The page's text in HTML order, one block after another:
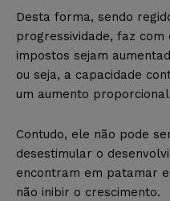
Desta forma, sendo
progressividade, faz com
impostos sejam
ou seja, a capacidade
um aumento
Contudo, ele não pode
desestimular o
encontram em patamar
não inibir o crescimento.